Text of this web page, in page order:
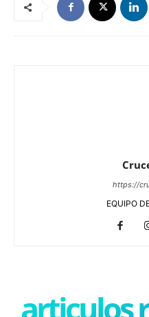
https://
EQUIPO
articulos